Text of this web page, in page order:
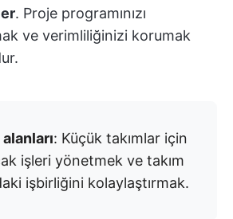
. Proje programınızı
ve verimliliğinizi korumak
: Küçük takımlar için
işleri yönetmek ve takım
işbirliğini kolaylaştırmak.